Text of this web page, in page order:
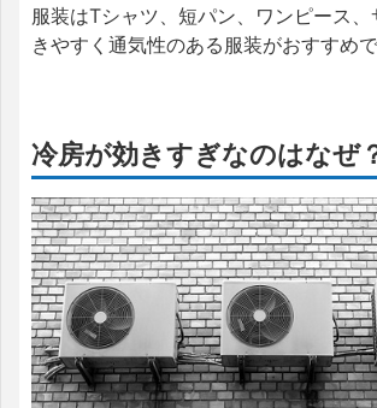
服装はTシャツ、短パン、ワンピース
きやすく通気性のある服装がおすすめで
冷房が効きすぎなのはなぜ